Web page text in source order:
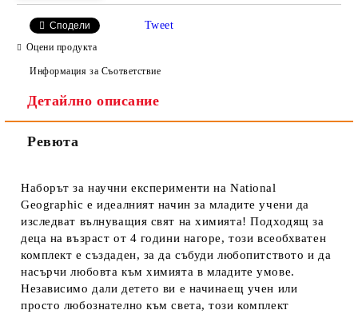
Сподели Tweet
Оцени продукта
Информация за Съответствие
Детайлно описание
Ревюта
Наборът за научни експерименти на National
Geographic е идеалният начин за младите учени да
изследват вълнуващия свят на химията! Подходящ за
деца на възраст от 4 години нагоре, този всеобхватен
комплект е създаден, за да събуди любопитството и да
насърчи любовта към химията в младите умове.
Независимо дали детето ви е начинаещ учен или
просто любознателно към света, този комплект